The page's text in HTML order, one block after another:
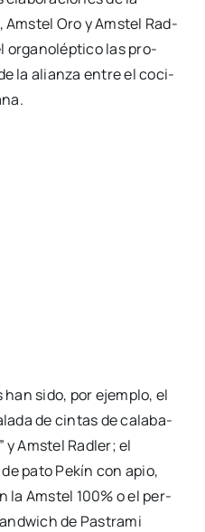
Ams­tel Oro y Ams­tel Rad­
orga­no­lép­ti­co las pro­
la alian­za entre el coci­
sido, por ejem­plo, el
de cin­tas de cala­ba­
y Ams­tel Rad­ler; el
pato Pekín con apio,
la Ams­tel 100% o el per­
de Pas­tra­mi